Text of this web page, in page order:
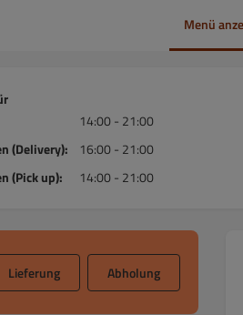
Menü
14:00 - 21:00
(Delivery):
16:00 - 21:00
(Pick up):
14:00 - 21:00
Lieferung Abholung